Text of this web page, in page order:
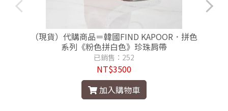
（現貨）代購商品＝韓國FIND KAPOOR．拼色
系列《粉色拼白色》珍珠肩帶
已銷售：252
NT$3500
加入購物車